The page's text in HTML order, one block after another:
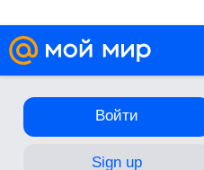
Войти
Sign up